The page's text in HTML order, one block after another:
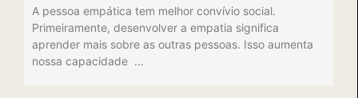
A pessoa empática tem melhor convívio social.
Primeiramente, desenvolver a empatia significa
aprender mais sobre as outras pessoas. Isso aumenta
nossa capacidade …